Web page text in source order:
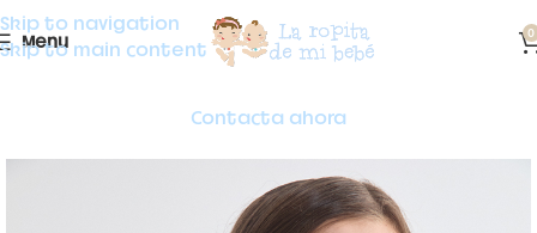
Skip to navigation
Skip to main content
Menu 0
Contacta ahora